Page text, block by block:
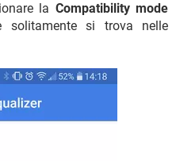
la Compatibility mode
solitamente si trova nelle